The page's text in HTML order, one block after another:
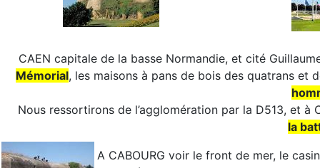
CAEN capitale de la basse Normandie, et cité
Mémorial, les maisons à pans de bois des quatrans et
Nous ressortirons de l’agglomération par la D513, et à
la
A CABOURG voir le front de mer, le